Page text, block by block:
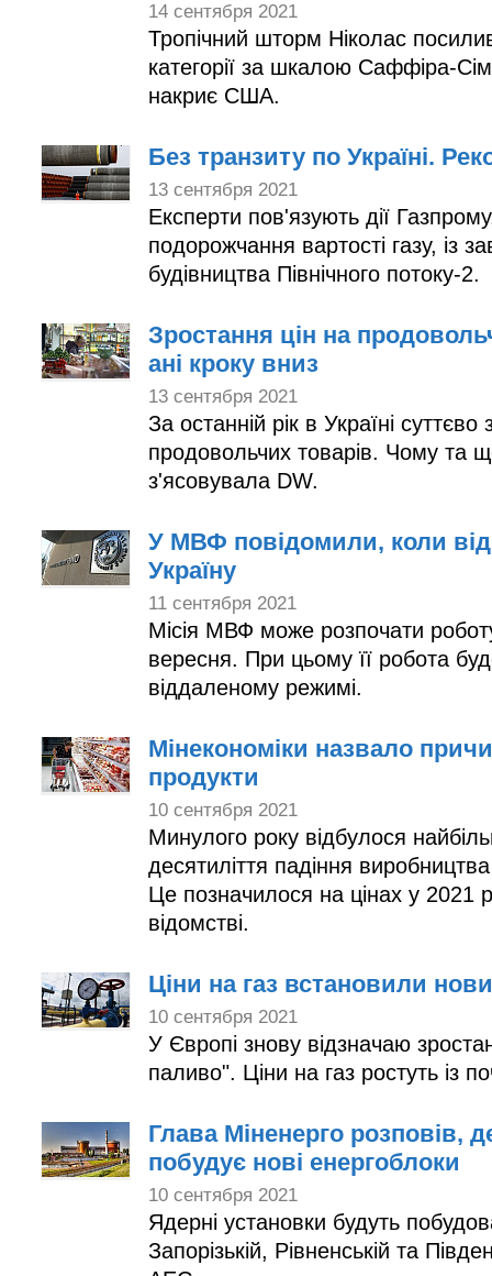
14 сентября 2021
Тропічний шторм Ніколас
категорії за шкалою Саффіра-
накриє США.
Без транзиту по Україні.
13 сентября 2021
Експерти пов'язують дії
подорожчання вартості газу, із
будівництва Північного потоку-2.
Зростання цін на
ані кроку вниз
13 сентября 2021
За останній рік в Україні
продовольчих товарів. Чому та
з'ясовувала DW.
У МВФ повідомили, коли
Україну
11 сентября 2021
Місія МВФ може розпочати
вересня. При цьому її робота
віддаленому режимі.
Мінекономіки назвало
продукти
10 сентября 2021
Минулого року відбулося
десятиліття падіння
Це позначилося на цінах у 2021
відомстві.
Ціни на газ встановили
10 сентября 2021
У Європі знову відзначаю
паливо". Ціни на газ ростуть
Глава Міненерго розповів,
побудує нові енергоблоки
10 сентября 2021
Ядерні установки будуть
Запорізькій, Рівненській та